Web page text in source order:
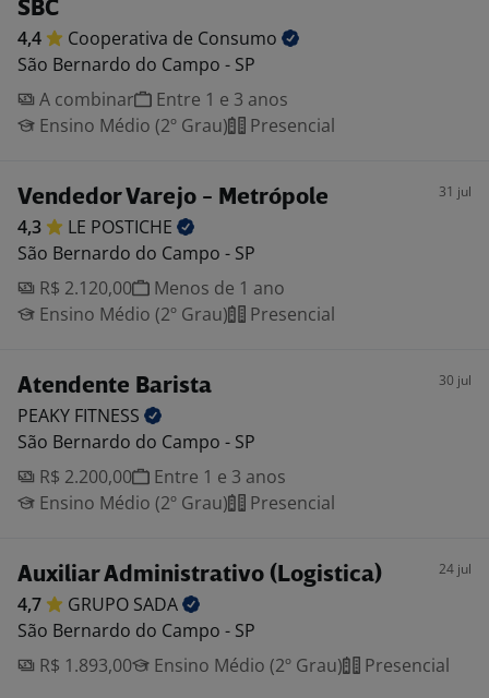
SBC
4,4 Cooperativa de Consumo
São Bernardo do Campo - SP
A combinar
Entre 1 e 3 anos
Ensino Médio (2º Grau)
Presencial
Vendedor Varejo - Metrópole 31 jul
4,3 LE POSTICHE
São Bernardo do Campo - SP
R$ 2.120,00
Menos de 1 ano
Ensino Médio (2º Grau)
Presencial
Atendente Barista 30 jul
PEAKY FITNESS
São Bernardo do Campo - SP
R$ 2.200,00
Entre 1 e 3 anos
Ensino Médio (2º Grau)
Presencial
Auxiliar Administrativo (Logistica) 24 jul
4,7 GRUPO SADA
São Bernardo do Campo - SP
R$ 1.893,00
Ensino Médio (2º Grau) Presencial